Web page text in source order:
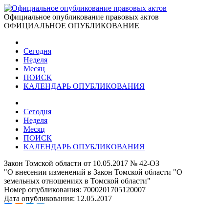
Официальное опубликование правовых актов
ОФИЦИАЛЬНОЕ ОПУБЛИКОВАНИЕ
Сегодня
Неделя
Месяц
ПОИСК
КАЛЕНДАРЬ ОПУБЛИКОВАНИЯ
Сегодня
Неделя
Месяц
ПОИСК
КАЛЕНДАРЬ ОПУБЛИКОВАНИЯ
Закон Томской области от 10.05.2017 № 42-ОЗ
"О внесении изменений в Закон Томской области "О
земельных отношениях в Томской области"
Номер опубликования: 7000201705120007
Дата опубликования: 12.05.2017